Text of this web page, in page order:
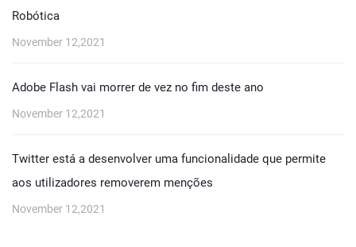
Robótica
November 12,2021
Adobe Flash vai morrer de vez no fim deste ano
November 12,2021
Twitter está a desenvolver uma funcionalidade que permite
aos utilizadores removerem menções
November 12,2021